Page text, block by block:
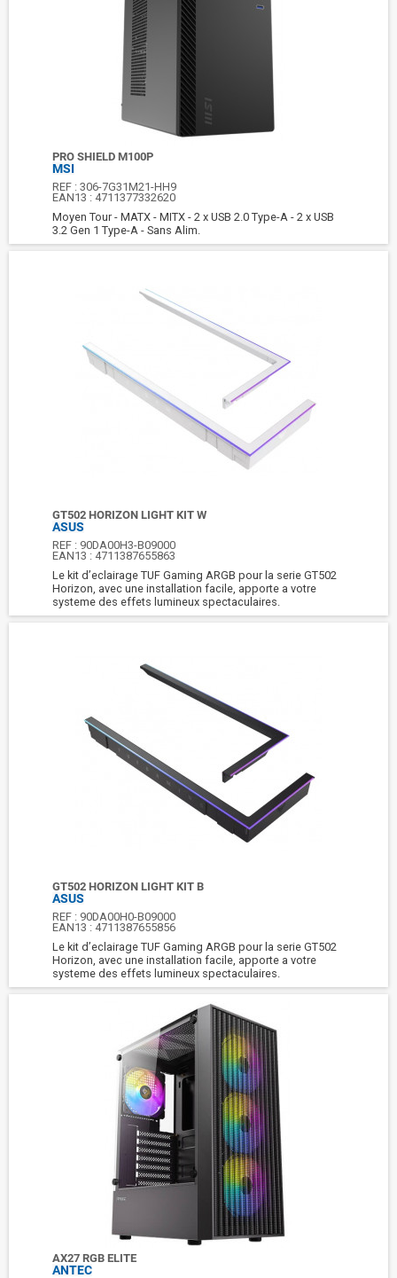
PRO SHIELD M100P
MSI
REF :306-7G31M21-HH9
EAN13 : 4711377332620
Moyen Tour - MATX - MITX - 2 x USB 2.0 Type-A - 2 x USB
3.2 Gen 1 Type-A - Sans Alim.
GT502 HORIZON LIGHT KIT W
ASUS
REF : 90DA00H3-B09000
EAN13 : 4711387655863
Le kit d’eclairage TUF Gaming ARGB pour la serie GT502
Horizon, avec une installation facile, apporte a votre
systeme des effets lumineux spectaculaires.
GT502 HORIZON LIGHT KIT B
ASUS
REF : 90DA00H0-B09000
EAN13 : 4711387655856
Le kit d’eclairage TUF Gaming ARGB pour la serie GT502
Horizon, avec une installation facile, apporte a votre
systeme des effets lumineux spectaculaires.
AX27 RGB ELITE
ANTEC